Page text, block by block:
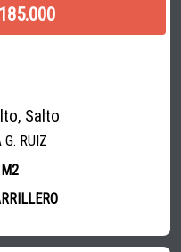
Salto
RUIZ
M2